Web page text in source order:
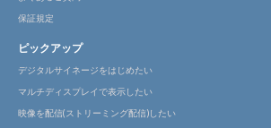
保証規定
ピックアップ
デジタルサイネージをはじめたい
マルチディスプレイで表示したい
映像を配信(ストリーミング配信)したい